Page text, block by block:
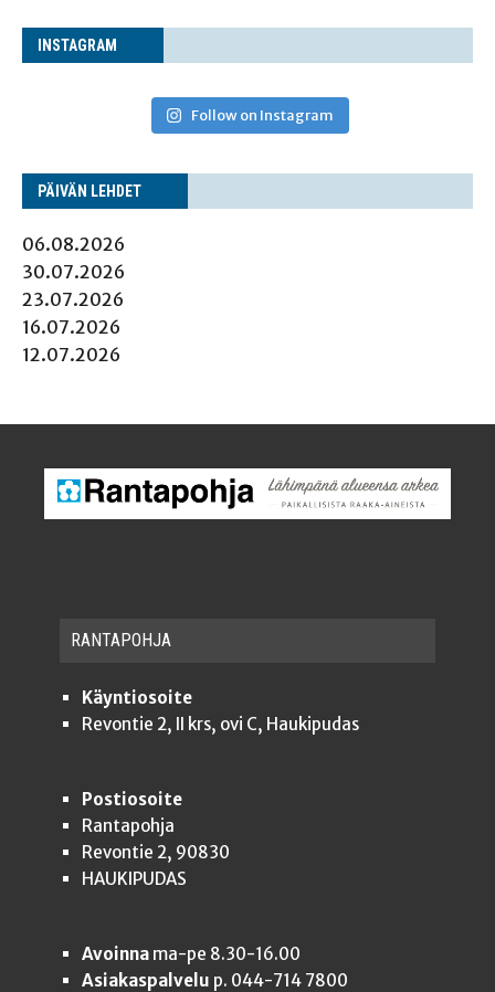
INS­TA­GRAM
Follow on Instagram
PÄI­VÄN LEHDET
06.08.2026
30.07.2026
23.07.2026
16.07.2026
12.07.2026
RAN­TA­POH­JA
Käyntiosoite
Revontie 2, II krs, ovi C, Haukipudas
Postiosoite
Rantapohja
Revontie 2, 90830
HAUKIPUDAS
Avoinnama-pe 8.30-16.00
Asiakaspalvelu p. 044-714 7800